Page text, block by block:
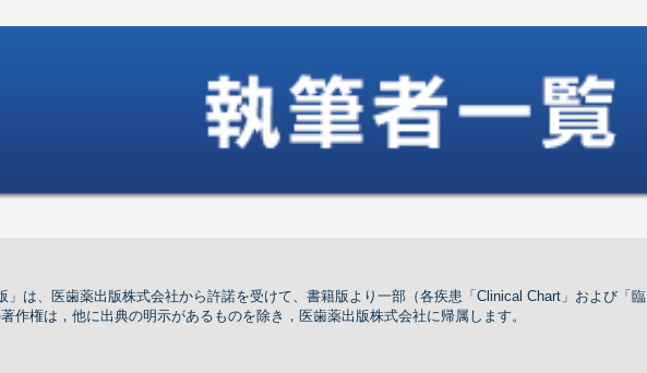
」は、医歯薬出版株式会社から許諾を受けて、書籍版より一部（各疾患「Clinical Chart」および「
作権は，他に出典の明示があるものを除き，医歯薬出版株式会社に帰属します。